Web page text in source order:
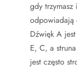
gdy trzymasz
odpowiadają
Dźwięk A
E, C, a
jest często